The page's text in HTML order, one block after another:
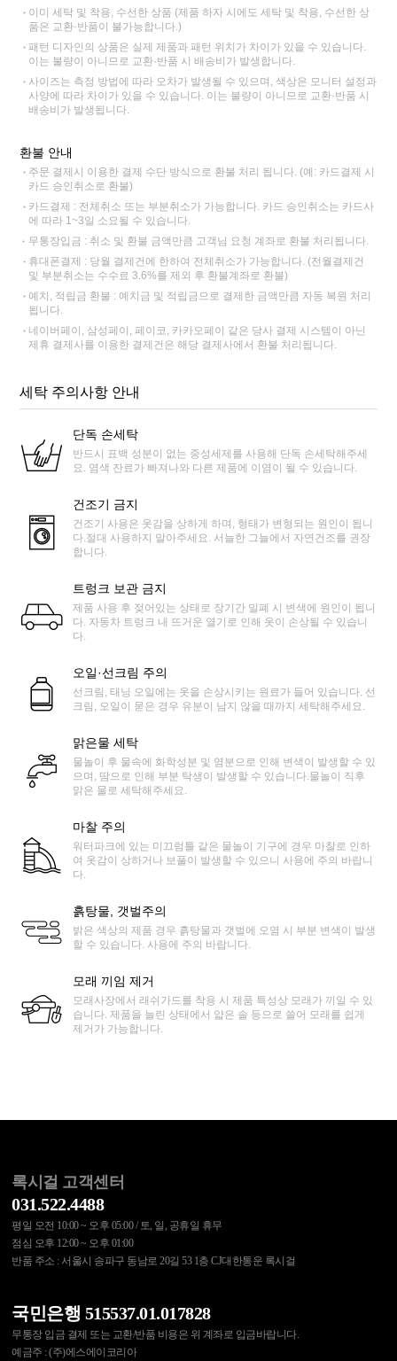
이미 세탁 및 착용, 수선한 상품 (제품 하자 시에도 세탁 및 착용, 수선한 상
품은 교환·반품이 불가능합니다.)
패턴 디자인의 상품은 실제 제품과 패턴 위치가 차이가 있을 수 있습니다.
이는 불량이 아니므로 교환·반품 시 배송비가 발생합니다.
사이즈는 측정 방법에 따라 오차가 발생될 수 있으며, 색상은 모니터 설정과
사양에 따라 차이가 있을 수 있습니다. 이는 불량이 아니므로 교환·반품 시
배송비가 발생됩니다.
환불 안내
주문 결제시 이용한 결제 수단 방식으로 환불 처리 됩니다. (예: 카드결제 시
카드 승인취소로 환불)
카드결제 : 전체취소 또는 부분취소가 가능합니다. 카드 승인취소는 카드사
에 따라 1~3일 소요될 수 있습니다.
무통장입금 : 취소 및 환불 금액만큼 고객님 요청 계좌로 환불 처리됩니다.
휴대폰결제 : 당월 결제건에 한하여 전체취소가 가능합니다. (전월결제건
및 부분취소는 수수료 3.6%를 제외 후 환불계좌로 환불)
예치, 적립금 환불 : 예치금 및 적립금으로 결제한 금액만큼 자동 복원 처리
됩니다.
네이버페이, 삼성페이, 페이코, 카카오페이 같은 당사 결제 시스템이 아닌
제휴 결제사를 이용한 결제건은 해당 결제사에서 환불 처리됩니다.
세탁 주의사항 안내
단독 손세탁
반드시 표백 성분이 없는 중성세제를 사용해 단독 손세탁해주세
요. 염색 잔료가 빠져나와 다른 제품에 이염이 될 수 있습니다.
건조기 금지
건조기 사용은 옷감을 상하게 하며, 형태가 변형되는 원인이 됩니
다.절대 사용하지 말아주세요. 서늘한 그늘에서 자연건조를 권장
합니다.
트렁크 보관 금지
제품 사용 후 젖어있는 상태로 장기간 밀폐 시 변색에 원인이 됩니
다. 자동차 트렁크 내 뜨거운 열기로 인해 옷이 손상될 수 있습니
다.
오일·선크림 주의
선크림, 태닝 오일에는 옷을 손상시키는 원료가 들어 있습니다. 선
크림, 오일이 묻은 경우 유분이 남지 않을 때까지 세탁해주세요.
맑은물 세탁
물놀이 후 물속에 화학성분 및 염분으로 인해 변색이 발생할 수 있
으며, 땀으로 인해 부분 탁생이 발생할 수 있습니다.물놀이 직후
맑은 물로 세탁해주세요.
마찰 주의
워터파크에 있는 미끄럼틀 같은 물놀이 기구에 경우 마찰로 인하
여 옷감이 상하거나 보풀이 발생할 수 있으니 사용에 주의 바랍니
다.
흙탕물, 갯벌주의
밝은 색상의 제품 경우 흙탕물과 갯벌에 오염 시 부분 변색이 발생
할 수 있습니다. 사용에 주의 바랍니다.
모래 끼임 제거
모래사장에서 래쉬가드를 착용 시 제품 특성상 모래가 끼일 수 있
습니다. 제품을 늘린 상태에서 얇은 솔 등으로 쓸어 모래를 쉽게
제거가 가능합니다.
록시걸 고객센터
031.522.4488
평일 오전 10:00 ~ 오후 05:00 / 토, 일, 공휴일 휴무
점심 오후 12:00 ~ 오후 01:00
반품 주소 : 서울시 송파구 동남로 20길 53 1층 CJ대한통운 록시걸
국민은행 515537.01.017828
무통장 입금 결제 또는 교환/반품 비용은 위 계좌로 입금바랍니다.
예금주 : (주)에스에이코리아